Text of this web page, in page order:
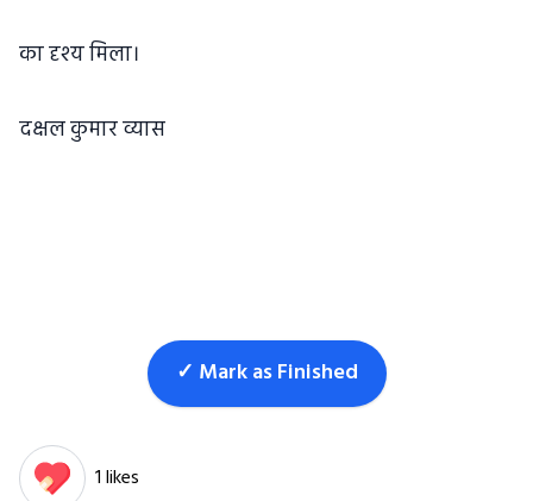
का दृश्य मिला।
दक्षल कुमार व्यास
✓ Mark as Finished
1 likes